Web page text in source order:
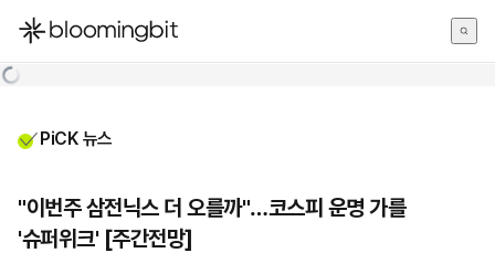
한국어
PiCK 뉴스
"이번주 삼전닉스 더 오를까"…코스피 운명 가를
'슈퍼위크' [주간전망]